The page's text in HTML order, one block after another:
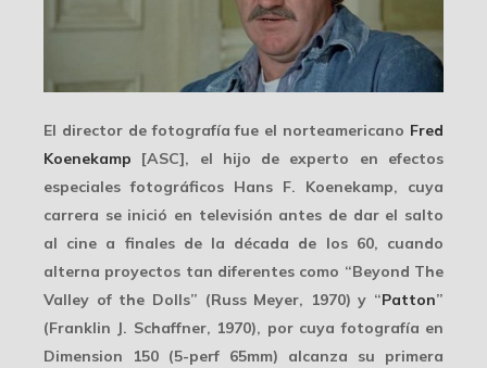
El director de fotografía fue el norteamericano Fred
Koenekamp [ASC], el hijo de experto en efectos
especiales fotográficos Hans F. Koenekamp, cuya
carrera se inició en televisión antes de dar el salto
al cine a finales de la década de los 60, cuando
alterna proyectos tan diferentes como “Beyond The
Valley of the Dolls” (Russ Meyer, 1970) y “Patton”
(Franklin J. Schaffner, 1970), por cuya fotografía en
Dimension 150 (5-perf 65mm) alcanza su primera